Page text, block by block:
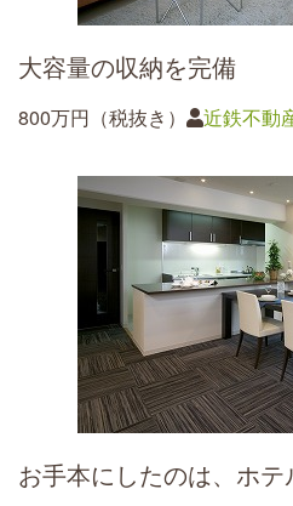
大容量の収納を完備
800万円（税抜き） 近鉄不動
お手本にしたのは、ホテ